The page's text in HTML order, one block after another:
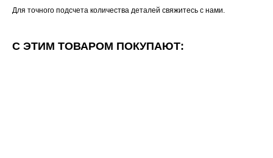
Для точного подсчета количества деталей свяжитесь с нами.
С ЭТИМ ТОВАРОМ ПОКУПАЮТ: